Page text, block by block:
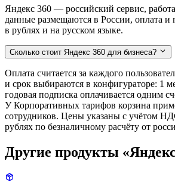
Яндекс 360 — российский сервис,
данные размещаются в России, оплата и
в рублях и на русском языке.
Сколько стоит Яндекс 360 для бизнеса?
Оплата считается за каждого
и срок выбираются в конфигураторе: 1
годовая подписка оплачивается одним
У Корпоративных тарифов корзина
сотрудников. Цены указаны с учётом
рублях по безналичному расчёту от
Другие продукты